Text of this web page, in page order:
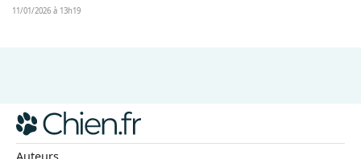
11/01/2026 à 13h19
Auteurs